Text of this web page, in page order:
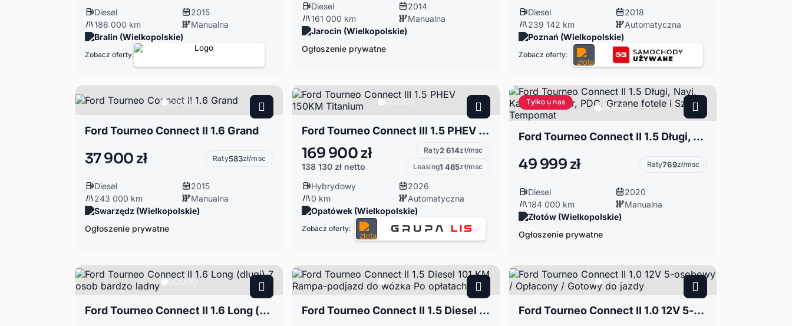
Diesel
2015
186 000 km
Manualna
Bralin (Wielkopolskie)
Zobacz oferty:
Diesel
2014
161 000 km
Manualna
Jarocin (Wielkopolskie)
Ogłoszenie prywatne
Diesel
2018
239 142 km
Automatyczna
Poznań (Wielkopolskie)
Zobacz oferty:
Ford Tourneo Connect II 1.6 Grand
37 900 zł Raty583zł/msc
Diesel
2015
243 000 km
Manualna
Swarzędz (Wielkopolskie)
Ogłoszenie prywatne
Ford Tourneo Connect III 1.5 PHEV 150KM Titanium
169 900 zł
138 130 zł netto
Raty2 614zł/msc
Leasing1 465zł/msc
Hybrydowy
2026
0 km
Automatyczna
Opatówek (Wielkopolskie)
Zobacz oferty:
Tylko u nas
Ford Tourneo Connect II 1.5 Długi, Navi, Kamera, Radar, PDC, Grzane fotele i Szyba, Tempomat
49 999 zł Raty769zł/msc
Diesel
2020
184 000 km
Manualna
Złotów (Wielkopolskie)
Ogłoszenie prywatne
Ford Tourneo Connect II 1.6 Long (dlugi) 7 osob bardzo ladny Ford Tourneo Connect II 1.5 Diesel 101 KM Rampa-podjazd do wózka Po opłatach Ford Tourneo Connect II 1.0 12V 5-osobowy / Opłacony / Gotowy do jazdy